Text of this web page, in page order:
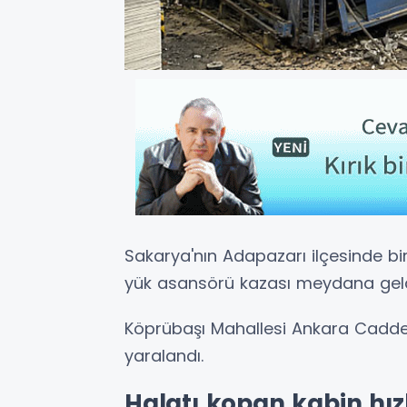
Sakarya'nın Adapazarı ilçesinde
yük asansörü kazası meydana
Köprübaşı Mahallesi Ankara
yaralandı.